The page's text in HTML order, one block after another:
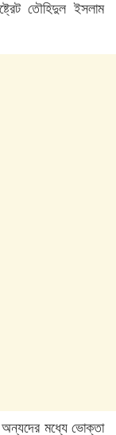
তৌহিদুল ইসলাম
মধ্যে ভোক্তা